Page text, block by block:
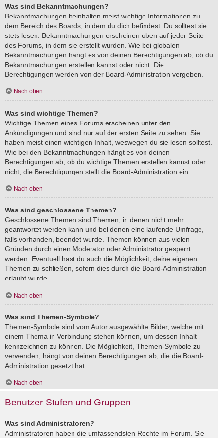
Was sind Bekanntmachungen?
Bekanntmachungen beinhalten meist wichtige Informationen zu
dem Bereich des Boards, in dem du dich befindest. Du solltest sie
stets lesen. Bekanntmachungen erscheinen oben auf jeder Seite
des Forums, in dem sie erstellt wurden. Wie bei globalen
Bekanntmachungen hängt es von deinen Berechtigungen ab, ob du
Bekanntmachungen erstellen kannst oder nicht. Die
Berechtigungen werden von der Board-Administration vergeben.
Nach oben
Was sind wichtige Themen?
Wichtige Themen eines Forums erscheinen unter den
Ankündigungen und sind nur auf der ersten Seite zu sehen. Sie
haben meist einen wichtigen Inhalt, weswegen du sie lesen solltest.
Wie bei den Bekanntmachungen hängt es von deinen
Berechtigungen ab, ob du wichtige Themen erstellen kannst oder
nicht; die Berechtigungen stellt die Board-Administration ein.
Nach oben
Was sind geschlossene Themen?
Geschlossene Themen sind Themen, in denen nicht mehr
geantwortet werden kann und bei denen eine laufende Umfrage,
falls vorhanden, beendet wurde. Themen können aus vielen
Gründen durch einen Moderator oder Administrator gesperrt
werden. Eventuell hast du auch die Möglichkeit, deine eigenen
Themen zu schließen, sofern dies durch die Board-Administration
erlaubt wurde.
Nach oben
Was sind Themen-Symbole?
Themen-Symbole sind vom Autor ausgewählte Bilder, welche mit
einem Thema in Verbindung stehen können, um dessen Inhalt
kennzeichnen zu können. Die Möglichkeit, Themen-Symbole zu
verwenden, hängt von deinen Berechtigungen ab, die die Board-
Administration gesetzt hat.
Nach oben
Benutzer-Stufen und Gruppen
Was sind Administratoren?
Administratoren haben die umfassendsten Rechte im Forum. Sie